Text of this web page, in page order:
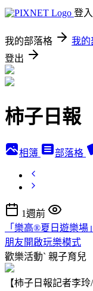
登入
我的部落格 我的
登出
柿子日報
相簿 部落格
1週前
「樂高®夏日遊樂
朋友開啟玩樂模式
歡樂活動ˋ 親子育兒
【柿子日報記者李